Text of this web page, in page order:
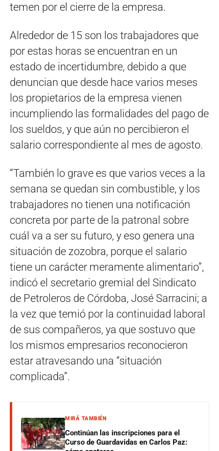
temen por el cierre de la empresa.
Alrededor de 15 son los trabajadores que
por estas horas se encuentran en un
estado de incertidumbre, debido a que
denuncian que desde hace varios meses
los propietarios de la empresa vienen
incumpliendo las formalidades del pago de
los sueldos, y que aún no percibieron el
salario correspondiente al mes de agosto.
“También lo grave es que varios veces a la
semana se quedan sin combustible, y los
trabajadores no tienen una notificación
concreta por parte de la patronal sobre
cuál va a ser su futuro, y eso genera una
situación de zozobra, porque el salario
tiene un carácter meramente alimentario”,
indicó el secretario gremial del Sindicato
de Petroleros de Córdoba, José Sarracini; a
la vez que temió por la continuidad laboral
de sus compañeros, ya que sostuvo que
los mismos empresarios reconocieron
estar atravesando una “situación
complicada”.
MIRÁ TAMBIÉN
Continúan las inscripciones para el
Curso de Guardavidas en Carlos Paz: